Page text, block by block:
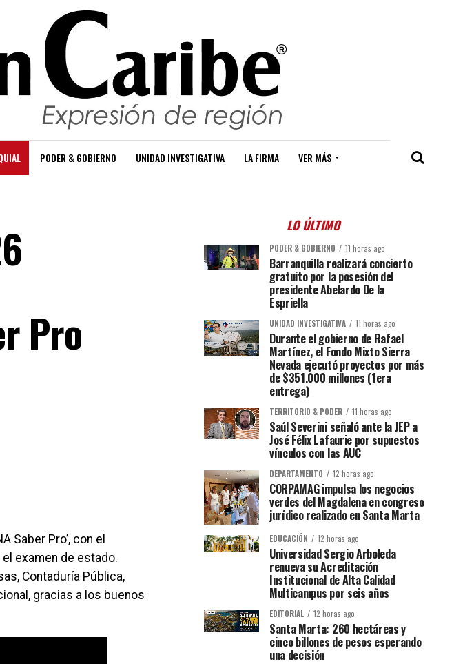
PODER & GOBIERNO UNIDAD INVESTIGATIVA LA FIRMA VER MÁS
Pro
Saber Pro’, con el
examen de estado.
Contaduría Pública,
gracias a los buenos
LO ÚLTIMO
PODER & GOBIERNO 11 horas ago
Barranquilla realizará concierto
gratuito por la posesión del
presidente Abelardo De la
Espriella
UNIDAD INVESTIGATIVA 11 horas ago
Durante el gobierno de Rafael
Martínez, el Fondo Mixto Sierra
Nevada ejecutó proyectos por más
de $351.000 millones (1era
entrega)
TERRITORIO & PODER 11 horas ago
Saúl Severini señaló ante la JEP a
José Félix Lafaurie por supuestos
vínculos con las AUC
DEPARTAMENTO 12 horas ago
CORPAMAG impulsa los negocios
verdes del Magdalena en congreso
jurídico realizado en Santa Marta
EDUCACIÓN 12 horas ago
Universidad Sergio Arboleda
renueva su Acreditación
Institucional de Alta Calidad
Multicampus por seis años
EDITORIAL 12 horas ago
Santa Marta: 260 hectáreas y
cinco billones de pesos esperando
una decisión